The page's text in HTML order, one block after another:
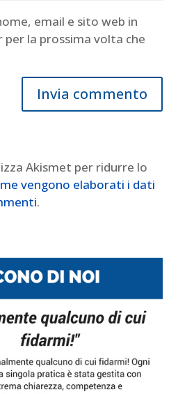
email e sito web in
la prossima volta che
Akismet per ridurre lo
vengono elaborati i dati
.